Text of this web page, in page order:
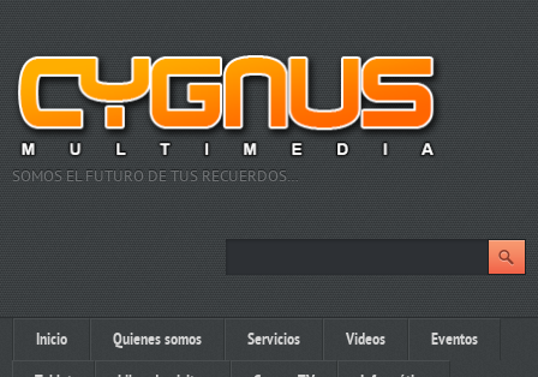
SOMOS EL FUTURO DE TUS RECUERDOS…
Inicio Quienes somos Servicios Videos Eventos